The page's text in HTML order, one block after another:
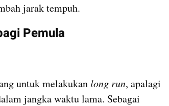
jarak tempuh.
Pemula
untuk melakukan long run, apalagi
jangka waktu lama. Sebagai